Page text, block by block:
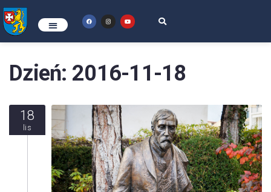
Dzień: 2016-11-18
18
lis